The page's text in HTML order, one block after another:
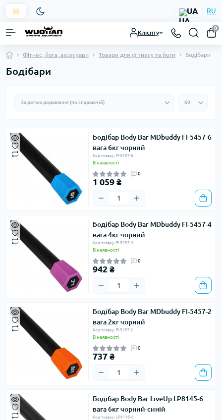
UA RU
Клієнту
0
Фітнес, йога, аксесуари Товари для фітнесу та йоги Бодібари
Бодібари
Бодібар Body Bar MDbuddy FI-5457-6
вага 6кг чорний
Код товару: FI-5457-6
В наявності
0
1 059 ₴
Бодібар Body Bar MDbuddy FI-5457-4
вага 4кг чорний
Код товару: FI-5457-4
В наявності
0
942 ₴
Бодібар Body Bar MDbuddy FI-5457-2
вага 2кг чорний
Код товару: FI-5457-2
В наявності
0
737 ₴
Бодібар Body Bar LiveUp LP8145-6
вага 6кг чорний-синій
Код товару: LP8145-6